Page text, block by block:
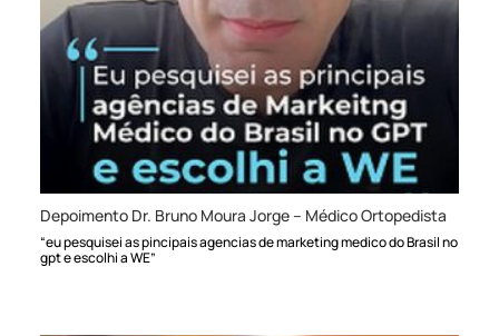
Depoimento Dr. Bruno Moura Jorge – Médico Ortopedista
“eu pesquisei as pincipais agencias de marketing medico do Brasil no
gpt e escolhi a WE”